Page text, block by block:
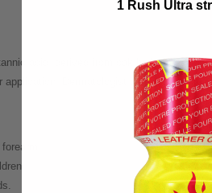
acid, derived from oak bark, has a
application. Dermatologist tested and safe
1 Rush Ultra